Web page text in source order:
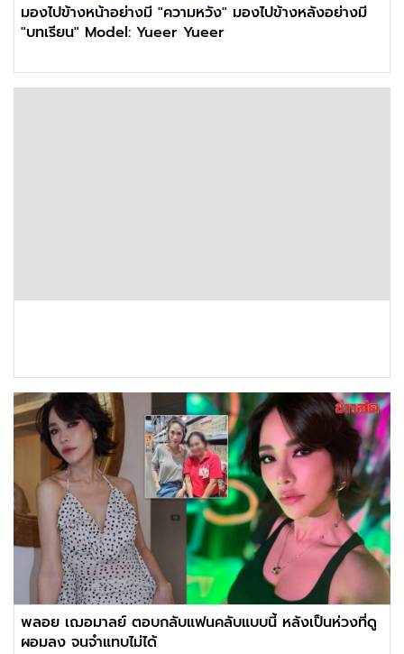
มองไปข้างหน้าอย่างมี ″ความหวัง″ มองไปข้างหลังอย่างมี
″บทเรียน″ Model: Yueer Yueer
พลอย เฌอมาลย์ ตอบกลับแฟนคลับแบบนี้ หลังเป็นห่วงที่ดู
ผอมลง จนจำแทบไม่ได้